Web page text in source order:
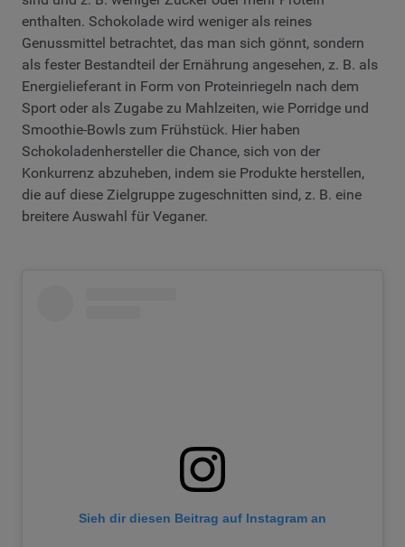
enthalten. Schokolade wird weniger als reines
Genussmittel betrachtet, das man sich gönnt, sondern
als fester Bestandteil der Ernährung angesehen, z. B. als
Energielieferant in Form von Proteinriegeln nach dem
Sport oder als Zugabe zu Mahlzeiten, wie Porridge und
Smoothie-Bowls zum Frühstück. Hier haben
Schokoladenhersteller die Chance, sich von der
Konkurrenz abzuheben, indem sie Produkte herstellen,
die auf diese Zielgruppe zugeschnitten sind, z. B. eine
breitere Auswahl für Veganer.
Sieh dir diesen Beitrag auf Instagram an